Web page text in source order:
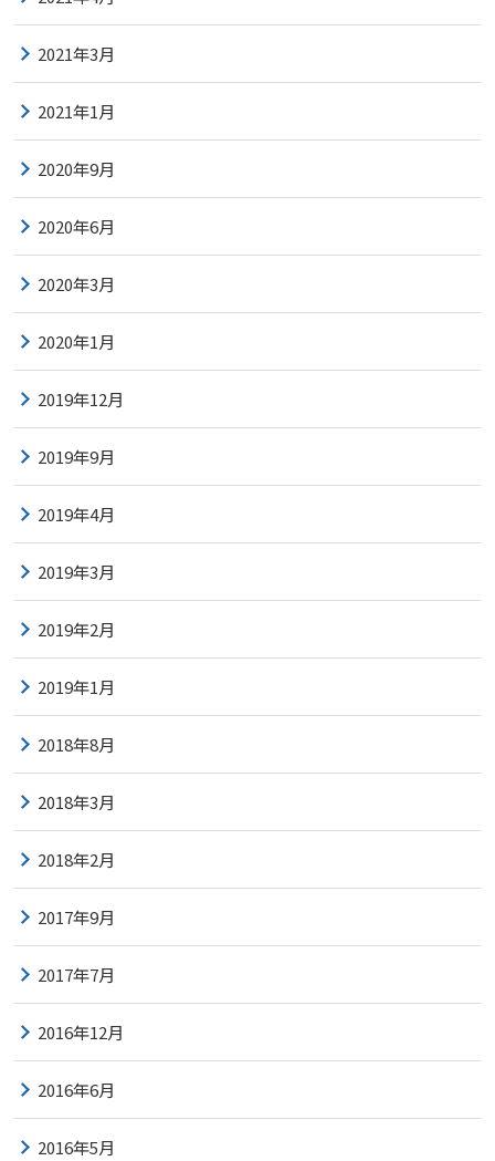
2021年3月
2021年1月
2020年9月
2020年6月
2020年3月
2020年1月
2019年12月
2019年9月
2019年4月
2019年3月
2019年2月
2019年1月
2018年8月
2018年3月
2018年2月
2017年9月
2017年7月
2016年12月
2016年6月
2016年5月